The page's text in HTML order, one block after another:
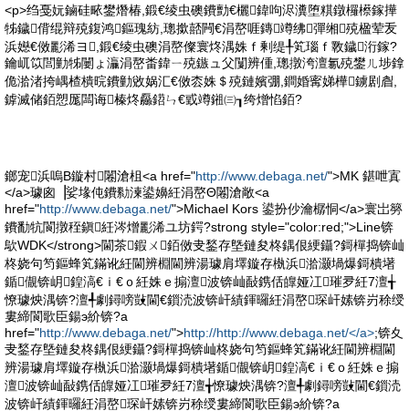
<p>绉戞妧鏀硅畩鐢熸椿,鍛€绫虫礇鐨勯€欐鍏呴浕瀵堕粸鐓欏櫒鎵撶
牬鐬偝绲辩殑鍑鸿鏂瑰紡,璁撳嚭闁€涓嶅啀鏄竴绋彈缃殑楹荤叐
浜嬨€傚彲浠ヨ,鍛€绫虫礇涓嶅儏寰炵湡姝ｆ剰缇╀笂瑙ｆ斁鐬洐鎵?
鑰屼笖閭勭牬闄ょ灜涓嶅畨鍏ㄧ殑鏃ュ父闅辨偅,璁撴洿澶氱殑鐢ㄦ埗鎿
佹湁渚挎嵎楂樻晥鐨勭敓娲汇€傚枩姝＄殑鏈嬪弸,鐧婚寗娣樺鐪剧睂,
鎼滅储銆愬厖闆诲榛炵厵鍣ㄣ€戜竴鎺㈢┒绔熷惂銆?
鎯宠浜嗚В鏇村闂滄柤<a href="http://www.debaga.net/">MK 鍖呭寘
</a>璩囪▕娑堟伅鐨勬湅鍙嬶紝涓嶅Θ闂滄敞<a
href="http://www.debaga.net/">Michael Kors 鍙扮仯瀹樼恫</a>寰岀簩
鐨勫牨閬撴秷鎭紝涔熷彲浠ユ坊鍔?strong style="color:red;">Line锛
歍WDK</strong>閫茶鍜ㄨ銆傚叏鍫存墍鏈夋柊鍝佷綆鑷?鎶樿捣锛屾
柊娆句笉鏂蜂笂鏋讹紝閫辨棩閫辨湯璩肩墿鏇存槸浜湁灏堝爆鎶樻墸
鍎儬锛岄鍠滈€ｉ€ｏ紝姝ｅ搧澶波锛屾敮鎸佸皥娅冮璀夛紝7澶╅
憭璩炴湡锛?澶╃劇鐞嗙敱閫€鎻涜波锛屽績鍕曪紝涓嶅琛屽嫊锛岃稌绶
婁締閬歌臣鍚э紒锛?a
href="http://www.debaga.net/">http://http://www.debaga.net/</a>;锛夊
叏鍫存墍鏈夋柊鍝佷綆鑷?鎶樿捣锛屾柊娆句笉鏂蜂笂鏋讹紝閫辨棩閫
辨湯璩肩墿鏇存槸浜湁灏堝爆鎶樻墸鍎儬锛岄鍠滈€ｉ€ｏ紝姝ｅ搧
澶波锛屾敮鎸佸皥娅冮璀夛紝7澶╅憭璩炴湡锛?澶╃劇鐞嗙敱閫€鎻涜
波锛屽績鍕曪紝涓嶅琛屽嫊锛岃稌绶婁締閬歌臣鍚э紒锛?a